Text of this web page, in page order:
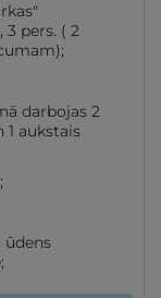
3 pers. ( 2
darbojas 2
1 aukstais
ūdens